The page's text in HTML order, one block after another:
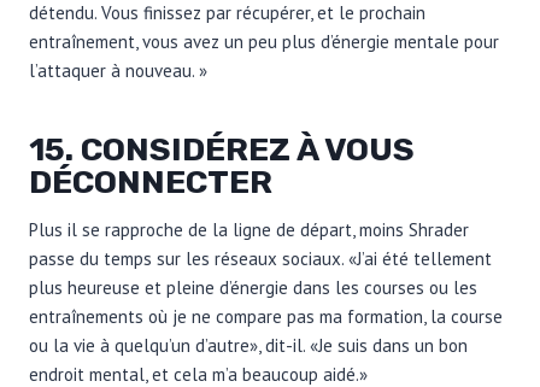
détendu. Vous finissez par récupérer, et le prochain
entraînement, vous avez un peu plus d’énergie mentale pour
l’attaquer à nouveau. »
15. CONSIDÉREZ À VOUS
DÉCONNECTER
Plus il se rapproche de la ligne de départ, moins Shrader
passe du temps sur les réseaux sociaux. «J’ai été tellement
plus heureuse et pleine d’énergie dans les courses ou les
entraînements où je ne compare pas ma formation, la course
ou la vie à quelqu’un d’autre», dit-il. «Je suis dans un bon
endroit mental, et cela m’a beaucoup aidé.»